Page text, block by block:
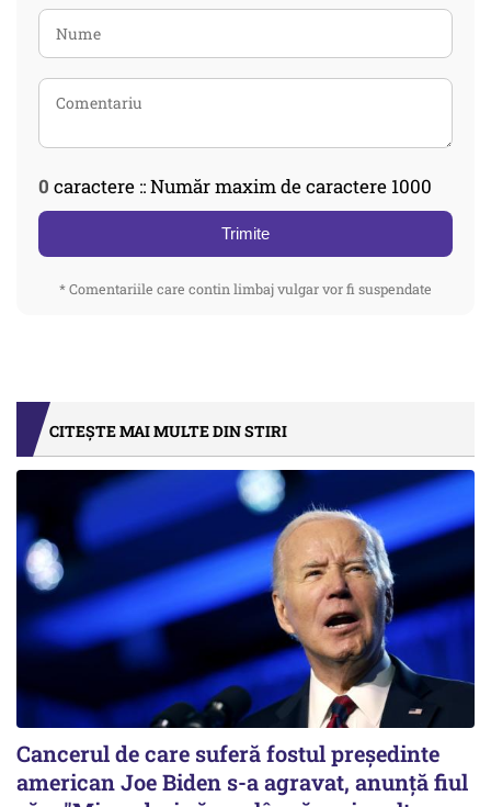
0 caractere :: Număr maxim de caractere 1000
Trimite
* Comentariile care contin limbaj vulgar vor fi suspendate
CITEȘTE MAI MULTE DIN STIRI
Cancerul de care suferă fostul preşedinte
american Joe Biden s-a agravat, anunță fiul